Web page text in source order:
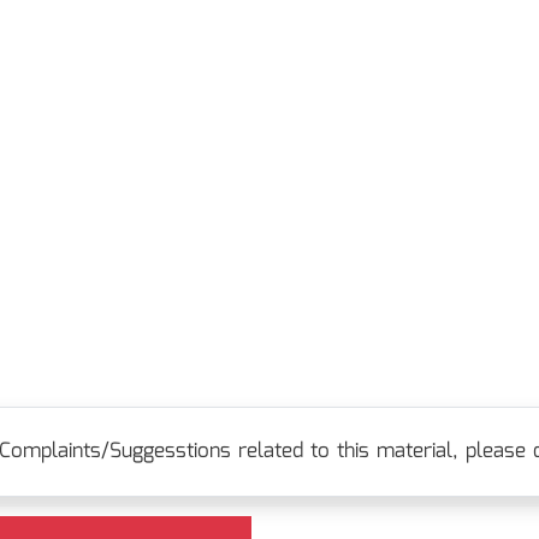
Suggesstions related to this material, please